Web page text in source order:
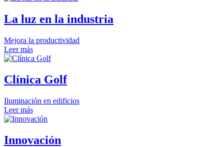
La luz en la industria
Mejora la productividad
Leer más
Clínica Golf
Iluminación en edificios
Leer más
Innovación